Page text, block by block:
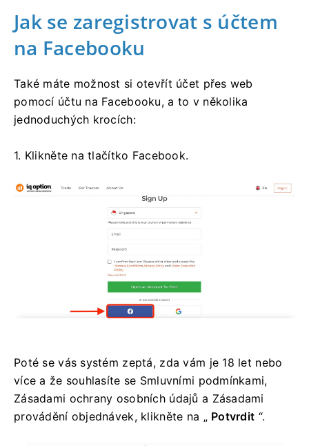
Jak se zaregistrovat s účtem
na Facebooku
Také máte možnost si otevřít účet přes web
pomocí účtu na Facebooku, a to v několika
jednoduchých krocích:
1. Klikněte na tlačítko Facebook.
Poté se vás systém zeptá, zda vám je 18 let nebo
více a že souhlasíte se Smluvními podmínkami,
Zásadami ochrany osobních údajů a Zásadami
provádění objednávek, klikněte na „ Potvrdit “.